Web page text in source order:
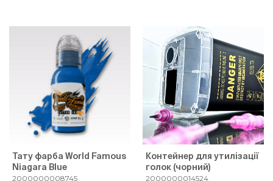
Тату фарба World Famous
Niagara Blue
2000000008745
Контейнер для утилізації
голок (чорний)
2000000014524